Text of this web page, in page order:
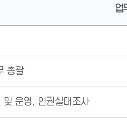
업
총괄
및 운영, 인권실태조사